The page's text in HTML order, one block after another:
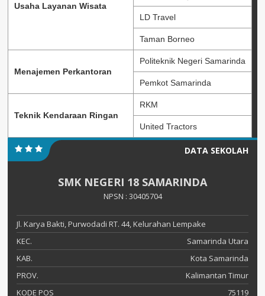
Usaha Layanan Wisata
LD Travel
Taman Borneo
Menajemen Perkantoran
Politeknik Negeri Samarinda
Pemkot Samarinda
Teknik Kendaraan Ringan
RKM
United Tractors
DATA SEKOLAH
SMK NEGERI 18 SAMARINDA
NPSN : 30405704
Jl. Karya Bakti, Purwodadi RT. 44, Kelurahan Lempake
KEC.
Samarinda Utara
KAB.
Kota Samarinda
PROV.
Kalimantan Timur
KODE POS
75119